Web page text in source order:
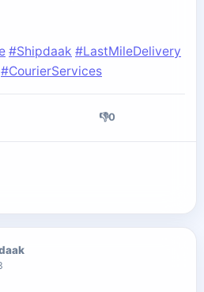
#Shipdaak #LastMileDelivery
#CourierServices
👎0